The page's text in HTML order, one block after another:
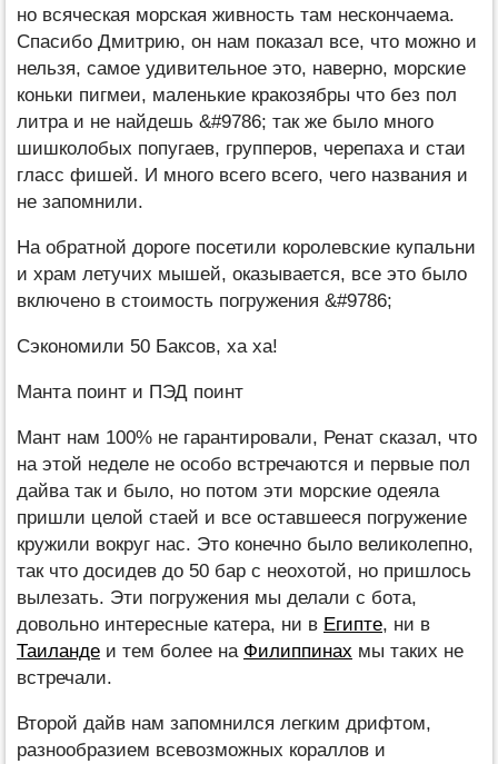
но всяческая морская живность там нескончаема.
Спасибо Дмитрию, он нам показал все, что можно и
нельзя, самое удивительное это, наверно, морские
коньки пигмеи, маленькие кракозябры что без пол
литра и не найдешь &#9786; так же было много
шишколобых попугаев, групперов, черепаха и стаи
гласс фишей. И много всего всего, чего названия и
не запомнили.
На обратной дороге посетили королевские купальни
и храм летучих мышей, оказывается, все это было
включено в стоимость погружения &#9786;
Сэкономили 50 Баксов, ха ха!
Манта поинт и ПЭД поинт
Мант нам 100% не гарантировали, Ренат сказал, что
на этой неделе не особо встречаются и первые пол
дайва так и было, но потом эти морские одеяла
пришли целой стаей и все оставшееся погружение
кружили вокруг нас. Это конечно было великолепно,
так что досидев до 50 бар с неохотой, но пришлось
вылезать. Эти погружения мы делали с бота,
довольно интересные катера, ни в Египте, ни в
Таиланде и тем более на Филиппинах мы таких не
встречали.
Второй дайв нам запомнился легким дрифтом,
разнообразием всевозможных кораллов и